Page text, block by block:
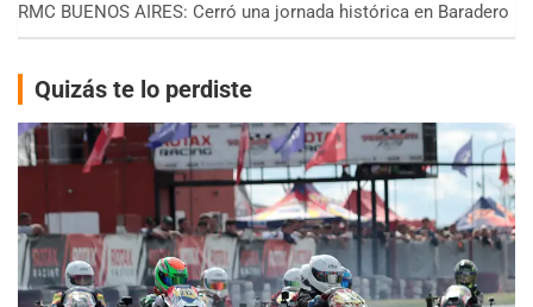
RMC BUENOS AIRES: Cerró una jornada histórica en Baradero
Quizás te lo perdiste